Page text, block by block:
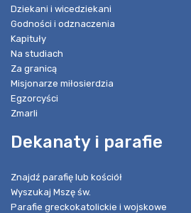
Dziekani i wicedziekani
Godności i odznaczenia
Kapituły
Na studiach
Za granicą
Misjonarze miłosierdzia
Egzorcyści
Zmarli
Dekanaty i parafie
Znajdź parafię lub kościół
Wyszukaj Mszę św.
Parafie greckokatolickie i wojskowe